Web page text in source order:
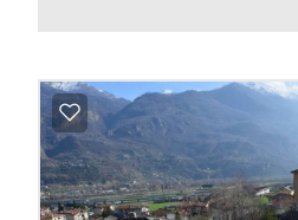
Locali
minimi